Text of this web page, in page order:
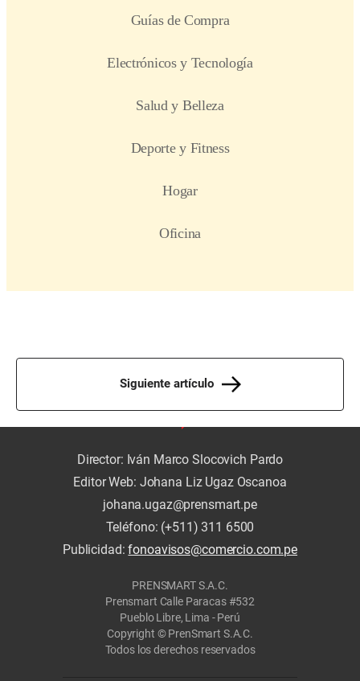
Siguiente artículo
Director: Iván Marco Slocovich Pardo
Editor Web: Johana Liz Ugaz Oscanoa
johana.ugaz@prensmart.pe
Teléfono: (+511) 311 6500
Publicidad:fonoavisos@comercio.com.pe
PRENSMART S.A.C.
Prensmart Calle Paracas #532
Pueblo Libre, Lima - Perú
Copyright © PrenSmart S.A.C.
Todos los derechos reservados